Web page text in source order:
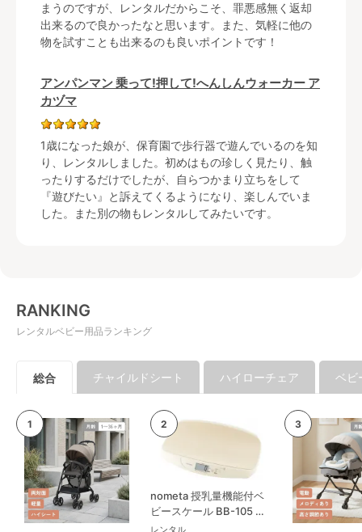
まうのですが、レンタルだからこそ、罪悪感無く返却
出来るので良かったなと思います。また、気軽に他の
物を試すことも出来るのも良いポイントです！
アンパンマン 乗って!押して!へんしんウォーカー ア
カヅマ
1歳になった娘が、保育園で歩行器で遊んでいるのを知
り、レンタルしました。初めはもの珍しく見たり、触
ったりするだけでしたが、自らつかまり立ちをして
『遊びたい』と訴えてくるようになり、楽しんでいま
した。また別の物もレンタルしてみたいです。
RANKING
レンタルベビー用品ランキング
総合 チャイルドシート ハイローチェア ベビ
nometa 授乳量機能付ベ
ビースケール BB-105 タ
ニタ(TANITA) ベビースケ
レンタル